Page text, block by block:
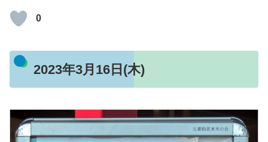
0
2023年3月16日(木)